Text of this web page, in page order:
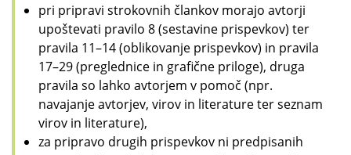
pri pripravi strokovnih člankov morajo avtorji
upoštevati pravilo 8 (sestavine prispevkov) ter
pravila 11–14 (oblikovanje prispevkov) in pravila
17–29 (preglednice in grafične priloge), druga
pravila so lahko avtorjem v pomoč (npr.
navajanje avtorjev, virov in literature ter seznam
virov in literature),
za pripravo drugih prispevkov ni predpisanih